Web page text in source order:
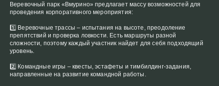
Веревочный парк «Вмурино» предлагает массу возможностей для
проведения корпоративного мероприятия:
1️⃣ Веревочные трассы – испытания на высоте, преодоление
препятствий и проверка ловкости. Есть маршруты разной
сложности, поэтому каждый участник найдет для себя подходящий
уровень.
2️⃣ Командные игры – квесты, эстафеты и тимбилдинг-задания,
направленные на развитие командной работы.